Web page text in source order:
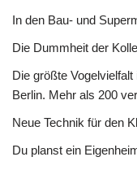
In den Bau- und
Die Dummheit der
Die größte
Berlin. Mehr als 200
Neue Technik für den
Du planst ein